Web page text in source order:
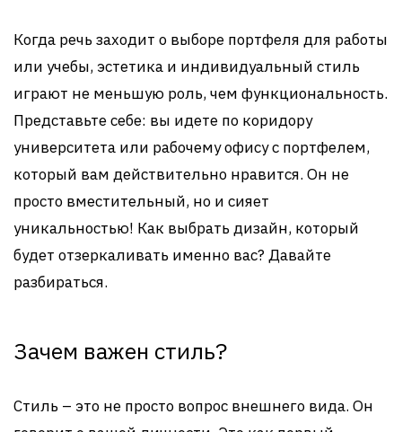
Когда речь заходит о выборе портфеля для работы
или учебы, эстетика и индивидуальный стиль
играют не меньшую роль, чем функциональность.
Представьте себе: вы идете по коридору
университета или рабочему офису с портфелем,
который вам действительно нравится. Он не
просто вместительный, но и сияет
уникальностью! Как выбрать дизайн, который
будет отзеркаливать именно вас? Давайте
разбираться.
Зачем важен стиль?
Стиль – это не просто вопрос внешнего вида. Он